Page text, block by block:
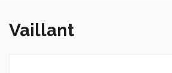
Vaillant